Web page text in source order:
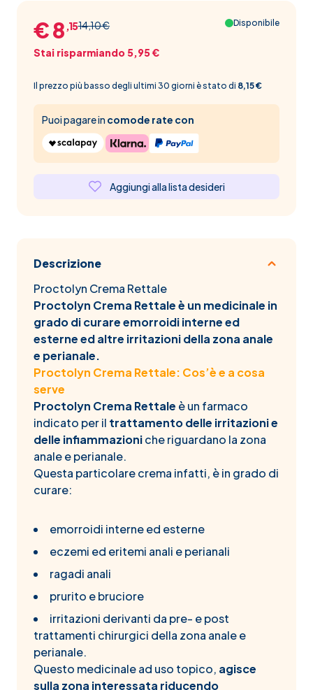
14,10 €
€ 8 ,15
Stai risparmiando 5,95 €
Disponibile
Il prezzo più basso degli ultimi 30 giorni è stato di 8,15 €
Puoi pagare incomode rate con
Aggiungi alla lista desideri
Descrizione
Proctolyn Crema Rettale
Proctolyn Crema Rettale è un medicinale in
grado di curare emorroidi interne ed
esterne ed altre irritazioni della zona anale
e perianale.
Proctolyn Crema Rettale: Cos’è e a cosa
serve
Proctolyn Crema Rettale è un farmaco
indicato per il trattamento delle irritazioni e
delle infiammazioniche riguardano la zona
anale e perianale.
Questa particolare crema infatti, è in grado di
curare:
emorroidi interne ed esterne
eczemi ed eritemi anali e perianali
ragadi anali
prurito e bruciore
irritazioni derivanti da pre- e post
trattamenti chirurgici della zona anale e
perianale.
Questo medicinale ad uso topico, agisce
sulla zona interessata riducendo